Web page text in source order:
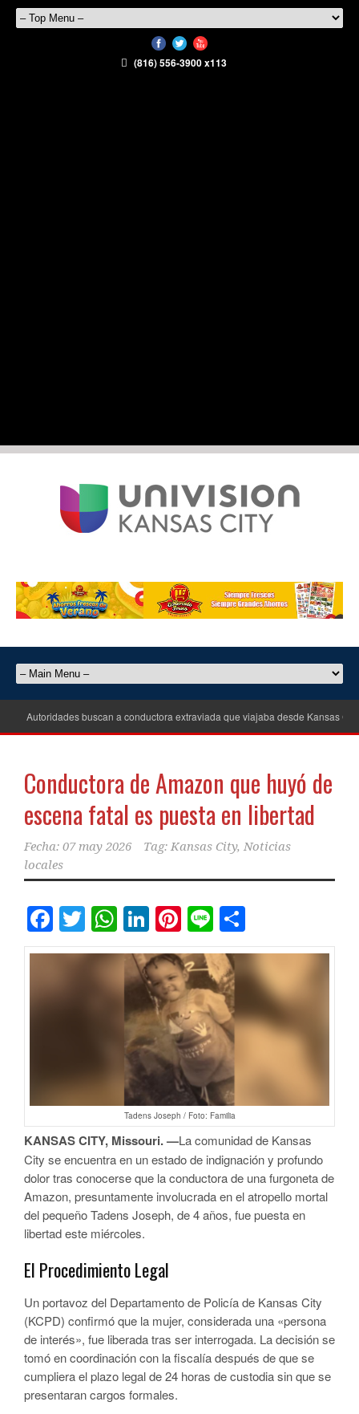
(816) 556-3900 x113
Autoridades buscan a conductora extraviada que viajaba desde Kansas City
Conductora de Amazon que huyó de
escena fatal es puesta en libertad
Fecha: 07 may 2026 Tag: Kansas City, Noticias
locales
Facebook
Twitter
WhatsApp
LinkedIn
Pinterest
Line
Tadens Joseph / Foto: Familia
KANSAS CITY, Missouri. —La comunidad de Kansas
City se encuentra en un estado de indignación y profundo
dolor tras conocerse que la conductora de una furgoneta de
Amazon, presuntamente involucrada en el atropello mortal
del pequeño Tadens Joseph, de 4 años, fue puesta en
libertad este miércoles.
El Procedimiento Legal
Un portavoz del Departamento de Policía de Kansas City
(KCPD) confirmó que la mujer, considerada una «persona
de interés», fue liberada tras ser interrogada. La decisión se
tomó en coordinación con la fiscalía después de que se
cumpliera el plazo legal de 24 horas de custodia sin que se
presentaran cargos formales.